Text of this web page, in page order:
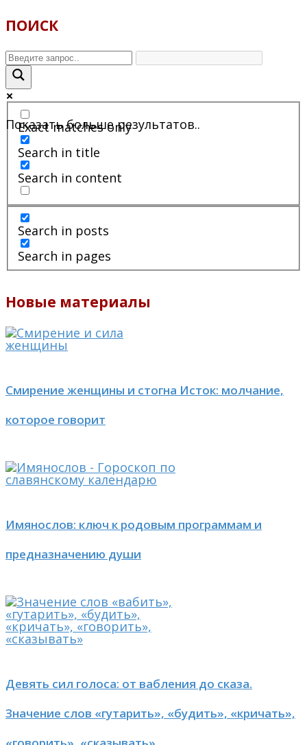
ПОИСК
Показать больше результатов..
Exact matches only
Search in title
Search in content
Search in posts
Search in pages
Новые материалы
Смирение женщины и стогна Исток: молчание,
которое говорит
Имянослов: ключ к родовым программам и
предназначению души
Девять сил голоса: от вабления до сказа.
Значение слов «гутарить», «будить», «кричать»,